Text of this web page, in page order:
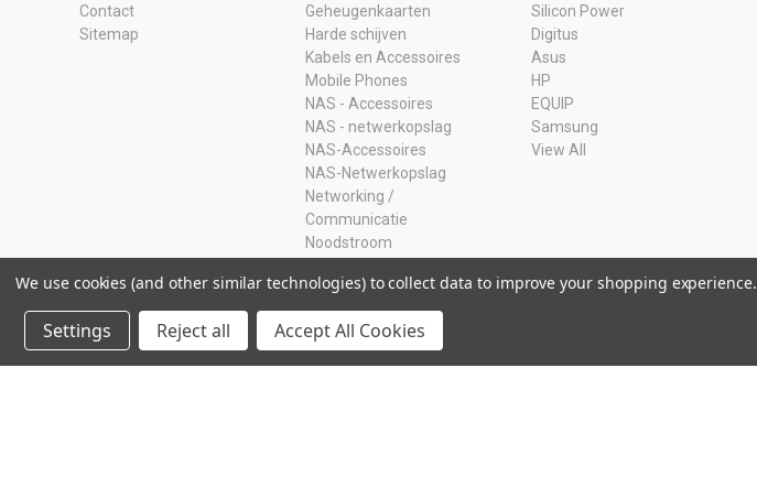
Contact
Sitemap
Geheugenkaarten
Harde schijven
Kabels en Accessoires
Mobile Phones
NAS - Accessoires
NAS - netwerkopslag
NAS-Accessoires
NAS-Netwerkopslag
Networking /
Communicatie
Noodstroom
Ram Geheugen
Servers
SSD
Silicon Power
Digitus
Asus
HP
EQUIP
Samsung
View All
We use cookies (and other similar technologies) to collect data to improve your shopping experience.
Settings Reject all Accept All Cookies